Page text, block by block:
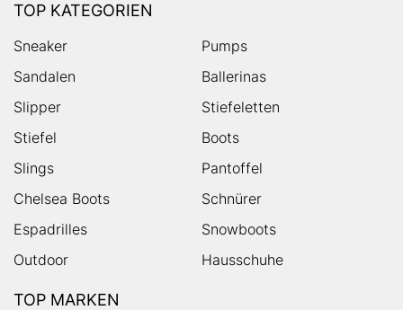
TOP KATEGORIEN
Sneaker
Pumps
Sandalen
Ballerinas
Slipper
Stiefeletten
Stiefel
Boots
Slings
Pantoffel
Chelsea Boots
Schnürer
Espadrilles
Snowboots
Outdoor
Hausschuhe
TOP MARKEN